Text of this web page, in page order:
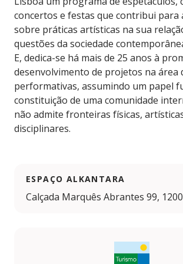
concertos e festas que contribui para
sobre práticas artísticas na sua
questões da sociedade
E, dedica-se há mais de 25 anos à
desenvolvimento de projetos na área
performativas, assumindo um papel
constituição de uma comunidade
não admite fronteiras físicas,
disciplinares.
ESPAÇO ALKANTARA
Calçada Marquês Abrantes 99,